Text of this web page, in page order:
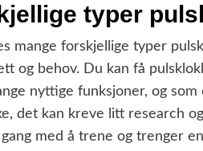
typer
mange forskjellige typer
og behov. Du kan få
nyttige funksjoner, og
det kan kreve litt research
gang med å trene og trenger